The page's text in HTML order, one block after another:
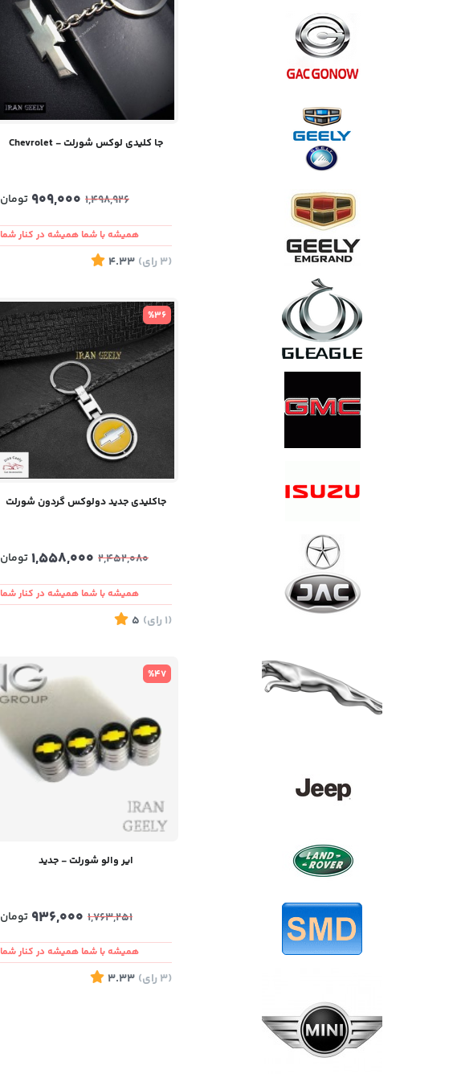
جا کلیدی لوکس شورلت - Chevrolet
1,498,926
909,000 تومان
همیشه با شما همیشه در کنار شما
(3 رای)
4.33
%36
جاکلیدی جدید دولوکس گردون شورلت
2,452,080
1,558,000تومان
همیشه با شما همیشه در کنار شما
(1 رای)
5
%47
ایر والو شورلت - جدید
1,763,251
936,000 تومان
همیشه با شما همیشه در کنار شما
(3 رای)
3.33